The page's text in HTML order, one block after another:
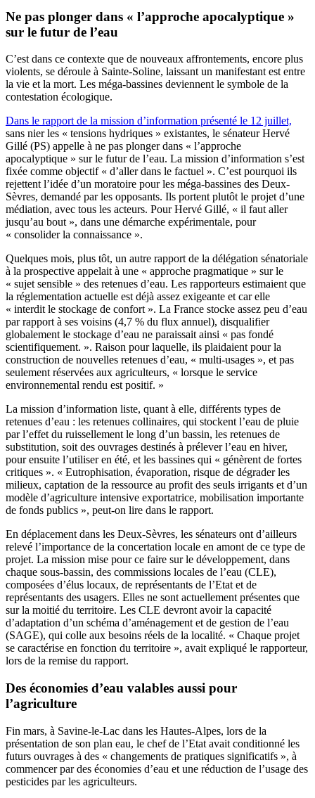
Ne pas plonger dans « l’approche apocalyptique »
sur le futur de l’eau
C’est dans ce contexte que de nouveaux affrontements, encore plus
violents, se déroule à Sainte-Soline, laissant un manifestant est entre
la vie et la mort. Les méga-bassines deviennent le symbole de la
contestation écologique.
Dans le rapport de la mission d’information présenté le 12 juillet,
sans nier les « tensions hydriques » existantes, le sénateur Hervé
Gillé (PS) appelle à ne pas plonger dans « l’approche
apocalyptique » sur le futur de l’eau. La mission d’information s’est
fixée comme objectif « d’aller dans le factuel ». C’est pourquoi ils
rejettent l’idée d’un moratoire pour les méga-bassines des Deux-
Sèvres, demandé par les opposants. Ils portent plutôt le projet d’une
médiation, avec tous les acteurs. Pour Hervé Gillé, « il faut aller
jusqu’au bout », dans une démarche expérimentale, pour
« consolider la connaissance ».
Quelques mois, plus tôt, un autre rapport de la délégation sénatoriale
à la prospective appelait à une « approche pragmatique » sur le
« sujet sensible » des retenues d’eau. Les rapporteurs estimaient que
la réglementation actuelle est déjà assez exigeante et car elle
« interdit le stockage de confort ». La France stocke assez peu d’eau
par rapport à ses voisins (4,7 % du flux annuel), disqualifier
globalement le stockage d’eau ne paraissait ainsi « pas fondé
scientifiquement. ». Raison pour laquelle, ils plaidaient pour la
construction de nouvelles retenues d’eau, « multi-usages », et pas
seulement réservées aux agriculteurs, « lorsque le service
environnemental rendu est positif. »
La mission d’information liste, quant à elle, différents types de
retenues d’eau : les retenues collinaires, qui stockent l’eau de pluie
par l’effet du ruissellement le long d’un bassin, les retenues de
substitution, soit des ouvrages destinés à prélever l’eau en hiver,
pour ensuite l’utiliser en été, et les bassines qui « génèrent de fortes
critiques ». « Eutrophisation, évaporation, risque de dégrader les
milieux, captation de la ressource au profit des seuls irrigants et d’un
modèle d’agriculture intensive exportatrice, mobilisation importante
de fonds publics », peut-on lire dans le rapport.
En déplacement dans les Deux-Sèvres, les sénateurs ont d’ailleurs
relevé l’importance de la concertation locale en amont de ce type de
projet. La mission mise pour ce faire sur le développement, dans
chaque sous-bassin, des commissions locales de l’eau (CLE),
composées d’élus locaux, de représentants de l’Etat et de
représentants des usagers. Elles ne sont actuellement présentes que
sur la moitié du territoire. Les CLE devront avoir la capacité
d’adaptation d’un schéma d’aménagement et de gestion de l’eau
(SAGE), qui colle aux besoins réels de la localité. « Chaque projet
se caractérise en fonction du territoire », avait expliqué le rapporteur,
lors de la remise du rapport.
Des économies d’eau valables aussi pour
l’agriculture
Fin mars, à Savine-le-Lac dans les Hautes-Alpes, lors de la
présentation de son plan eau, le chef de l’Etat avait conditionné les
futurs ouvrages à des « changements de pratiques significatifs », à
commencer par des économies d’eau et une réduction de l’usage des
pesticides par les agriculteurs.